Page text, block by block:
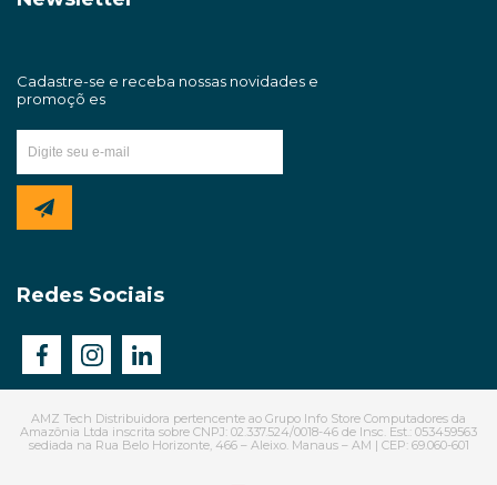
Termos e Condições
Redes Sociais
AMZ Tech Distribuidora pertencente ao Grupo Info Store Computadores da
Amazônia Ltda inscrita sobre CNPJ: 02.337.524/0018-46 de Insc. Est.: 053459563
sediada na Rua Belo Horizonte, 466 – Aleixo. Manaus – AM | CEP: 69.060-601